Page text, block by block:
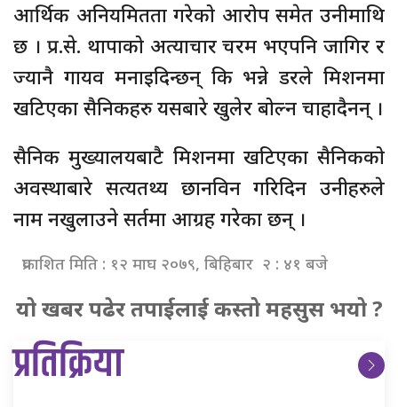
आर्थिक अनियमितता गरेको आरोप समेत उनीमाथि
छ । प्र.से. थापाको अत्याचार चरम भएपनि जागिर र
ज्यानै गायव मनाइदिन्छन् कि भन्ने डरले मिशनमा
खटिएका सैनिकहरु यसबारे खुलेर बोल्न चाहादैनन् ।
सैनिक मुख्यालयबाटै मिशनमा खटिएका सैनिकको
अवस्थाबारे सत्यतथ्य छानविन गरिदिन उनीहरुले
नाम नखुलाउने सर्तमा आग्रह गरेका छन् ।
प्रकाशित मिति : १२ माघ २०७९, बिहिबार २ : ४१ बजे
यो खबर पढेर तपाईलाई कस्तो महसुस भयो ?
प्रतिक्रिया